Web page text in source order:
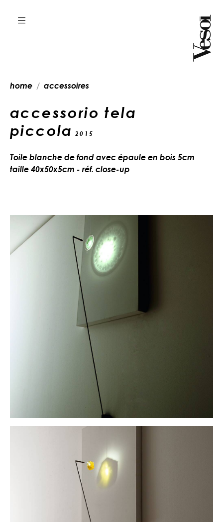
home accessoires
accessorio tela
piccola 2015
Toile blanche de fond avec épaule en bois 5cm
taille 40x50x5cm - réf. close-up